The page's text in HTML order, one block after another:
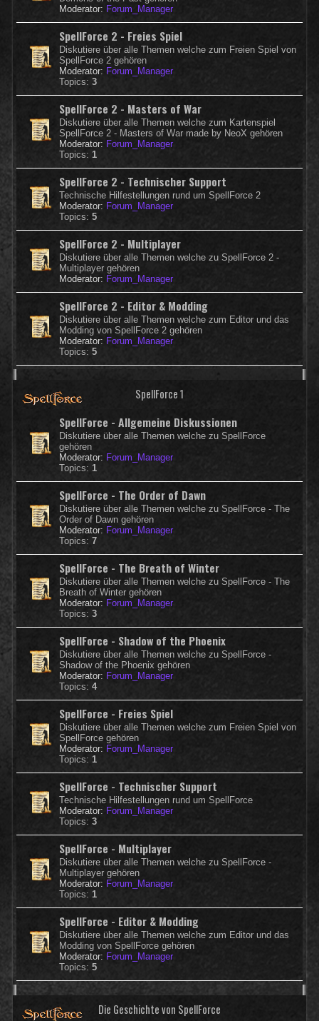
Moderator: Forum_Manager
SpellForce 2 - Freies Spiel
Diskutiere über alle Themen welche zum Freien Spiel von
SpellForce 2 gehören
Moderator: Forum_Manager
Topics: 3
SpellForce 2 - Masters of War
Diskutiere über alle Themen welche zum Kartenspiel
SpellForce 2 - Masters of War made by NeoX gehören
Moderator: Forum_Manager
Topics: 1
SpellForce 2 - Technischer Support
Technische Hilfestellungen rund um SpellForce 2
Moderator: Forum_Manager
Topics: 5
SpellForce 2 - Multiplayer
Diskutiere über alle Themen welche zu SpellForce 2 -
Multiplayer gehören
Moderator: Forum_Manager
SpellForce 2 - Editor & Modding
Diskutiere über alle Themen welche zum Editor und das
Modding von SpellForce 2 gehören
Moderator: Forum_Manager
Topics: 5
SpellForce 1
SpellForce - Allgemeine Diskussionen
Diskutiere über alle Themen welche zu SpellForce
gehören
Moderator: Forum_Manager
Topics: 1
SpellForce - The Order of Dawn
Diskutiere über alle Themen welche zu SpellForce - The
Order of Dawn gehören
Moderator: Forum_Manager
Topics: 7
SpellForce - The Breath of Winter
Diskutiere über alle Themen welche zu SpellForce - The
Breath of Winter gehören
Moderator: Forum_Manager
Topics: 3
SpellForce - Shadow of the Phoenix
Diskutiere über alle Themen welche zu SpellForce -
Shadow of the Phoenix gehören
Moderator: Forum_Manager
Topics: 4
SpellForce - Freies Spiel
Diskutiere über alle Themen welche zum Freien Spiel von
SpellForce gehören
Moderator: Forum_Manager
Topics: 1
SpellForce - Technischer Support
Technische Hilfestellungen rund um SpellForce
Moderator: Forum_Manager
Topics: 3
SpellForce - Multiplayer
Diskutiere über alle Themen welche zu SpellForce -
Multiplayer gehören
Moderator: Forum_Manager
Topics: 1
SpellForce - Editor & Modding
Diskutiere über alle Themen welche zum Editor und das
Modding von SpellForce gehören
Moderator: Forum_Manager
Topics: 5
Die Geschichte von SpellForce